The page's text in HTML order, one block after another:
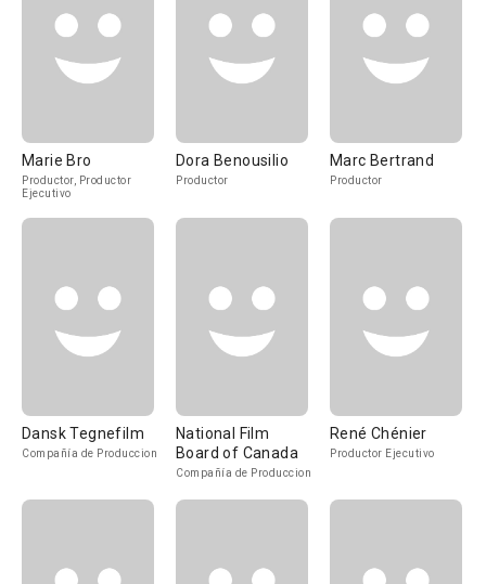
Marie Bro
Productor, Productor
Ejecutivo
Dora Benousilio
Productor
Marc Bertrand
Productor
Dansk Tegnefilm
Compañía de Produccion
National Film
Board of Canada
Compañía de Produccion
René Chénier
Productor Ejecutivo